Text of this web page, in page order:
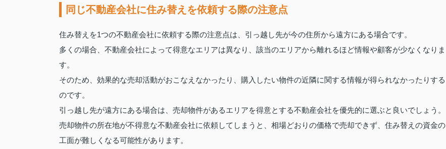
同じ不動産会社に住み替えを依頼する際の注意点
住み替えを1つの不動産会社に依頼する際の注意点は、引っ越し先が今の住所から遠方にある場合です。
多くの場合、不動産会社によって得意なエリアは異なり、該当のエリアから離れるほど情報や顧客が少なくなりま
す。
そのため、効果的な売却活動がおこなえなかったり、購入したい物件の近隣に関する情報が得られなかったりする
のです。
引っ越し先が遠方にある場合は、売却物件があるエリアを得意とする不動産会社を優先的に選ぶと良いでしょう。
売却物件の所在地が不得意な不動産会社に依頼してしまうと、相場どおりの価格で売却できず、住み替えの資金の
工面が難しくなる可能性があります。